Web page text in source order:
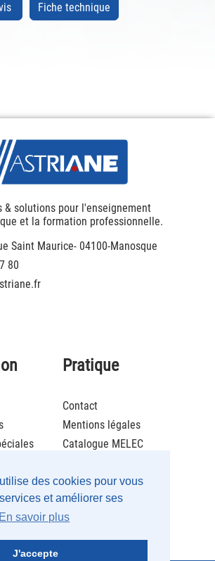
des cookies pour vous
et améliorer ses
En savoir plus
J'accepte
Fiche technique
& solutions pour l'enseignement
et la formation professionnelle.
Saint Maurice- 04100-Manosque
80
Pratique
Contact
Mentions légales
Catalogue MELEC
Catalogue Maintenance